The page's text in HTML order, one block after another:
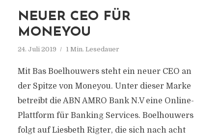
NEUER CEO FÜR
MONEYOU
24. Juli 2019 1 Min. Lesedauer
Mit Bas Boelhouwers steht ein neuer CEO an
der Spitze von Moneyou. Unter dieser Marke
betreibt die ABN AMRO Bank N.V eine Online-
Plattform für Banking Services. Boelhouwers
folgt auf Liesbeth Rigter, die sich nach acht